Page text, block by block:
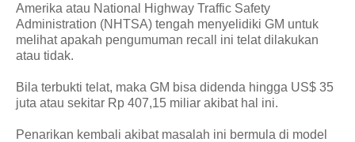
Amerika atau National Highway Traffic Safety
Administration (NHTSA) tengah menyelidiki GM untuk
melihat apakah pengumuman recall ini telat dilakukan
atau tidak.
Bila terbukti telat, maka GM bisa didenda hingga US$ 35
juta atau sekitar Rp 407,15 miliar akibat hal ini.
Penarikan kembali akibat masalah ini bermula di model